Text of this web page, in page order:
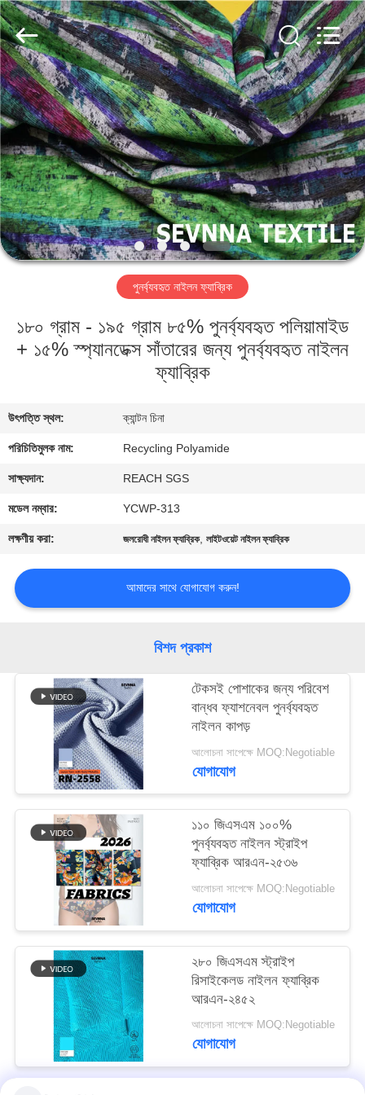
বাড়ি
পণ্য
VR
প্রদর্শন
আমাদের
কারখানা
মান
নিয়ন্ত্রণ
যোগাযোগ
করুন
খবর
সাইট
PRIVACY
POLICY
2026
SEVNNA
TEXTILE.
All
Rights
Reserved.
পুনর্ব্যবহৃত নাইলন ফ্যাব্রিক
১৮০ গ্রাম - ১৯৫ গ্রাম ৮৫% পুনর্ব্যবহৃত পলিয়ামাইড
+ ১৫% স্প্যানডেক্স সাঁতারের জন্য পুনর্ব্যবহৃত নাইলন
ফ্যাব্রিক
উৎপত্তি স্থল: ক্যান্টন চিনা
পরিচিতিমুলক নাম: Recycling Polyamide
সাক্ষ্যদান: REACH SGS
মডেল নম্বার: YCWP-313
লক্ষণীয় করা: জলরোধী নাইলন ফ্যাব্রিক,লাইটওয়েট নাইলন ফ্যাব্রিক
আমাদের সাথে যোগাযোগ করুন!
বিশদ প্রকাশ
টেকসই পোশাকের জন্য পরিবেশ
বান্ধব ফ্যাশনেবল পুনর্ব্যবহৃত
নাইলন কাপড়
আলোচনা সাপেক্ষে MOQ:Negotiable
যোগাযোগ
১১০ জিএসএম ১০০%
পুনর্ব্যবহৃত নাইলন স্ট্রাইপ
ফ্যাব্রিক আরএন-২৫৩৬
আলোচনা সাপেক্ষে MOQ:Negotiable
যোগাযোগ
২৮০ জিএসএম স্ট্রাইপ
রিসাইকেলড নাইলন ফ্যাব্রিক
আরএন-২৪৫২
আলোচনা সাপেক্ষে MOQ:Negotiable
যোগাযোগ